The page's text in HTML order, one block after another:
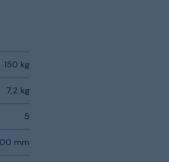
150 kg
7,2 kg
5
mm